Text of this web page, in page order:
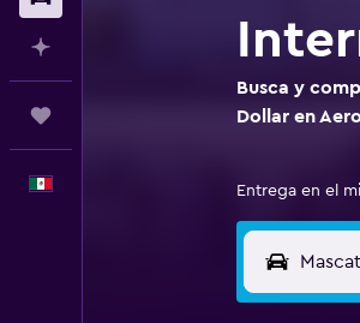
Busca y
Dollar en
Entrega en el